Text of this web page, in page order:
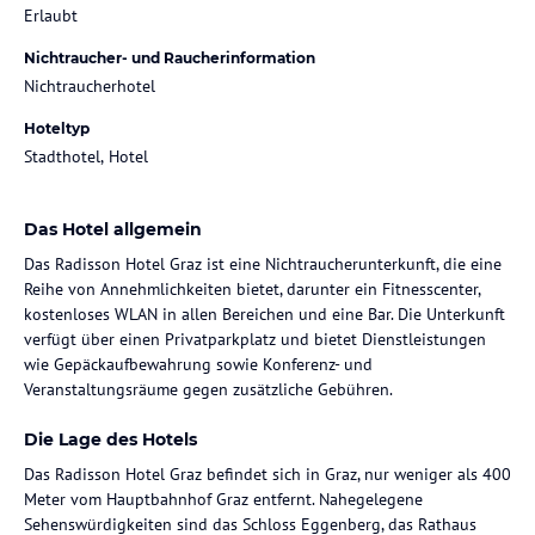
Erlaubt
Nichtraucher- und Raucherinformation
Nichtraucherhotel
Hoteltyp
Stadthotel, Hotel
Das Hotel allgemein
Das Radisson Hotel Graz ist eine Nichtraucherunterkunft, die eine
Reihe von Annehmlichkeiten bietet, darunter ein Fitnesscenter,
kostenloses WLAN in allen Bereichen und eine Bar. Die Unterkunft
verfügt über einen Privatparkplatz und bietet Dienstleistungen
wie Gepäckaufbewahrung sowie Konferenz- und
Veranstaltungsräume gegen zusätzliche Gebühren.
Die Lage des Hotels
Das Radisson Hotel Graz befindet sich in Graz, nur weniger als 400
Meter vom Hauptbahnhof Graz entfernt. Nahegelegene
Sehenswürdigkeiten sind das Schloss Eggenberg, das Rathaus